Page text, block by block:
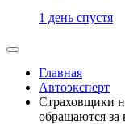
1 день спустя
Главная
Автоэксперт
Страховщики
обращаются